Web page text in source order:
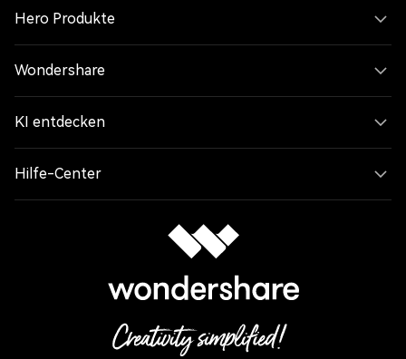
Hero Produkte
Wondershare
KI entdecken
Hilfe-Center